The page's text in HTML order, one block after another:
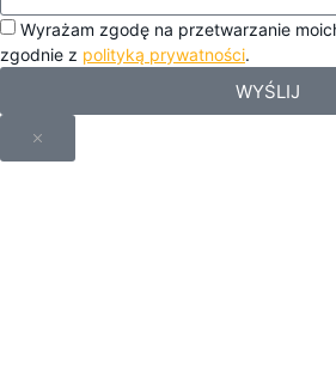
Wyrażam zgodę na przetwarzanie
zgodnie z polityką prywatności.
WYŚLIJ